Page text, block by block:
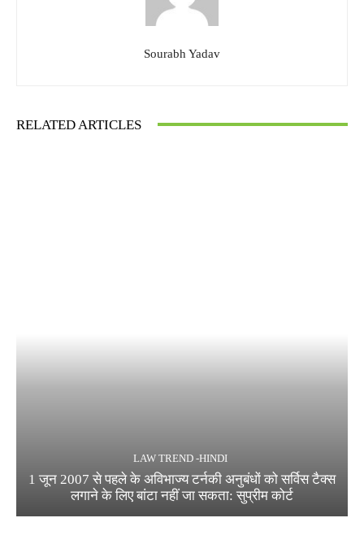
Sourabh Yadav
RELATED ARTICLES
LAW TREND -HINDI
1 जून 2007 से पहले के अविभाज्य टर्नकी अनुबंधों को सर्विस टैक्स
लगाने के लिए बांटा नहीं जा सकता: सुप्रीम कोर्ट